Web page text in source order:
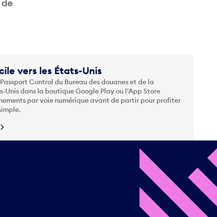
vers les États-Unis
Control du Bureau des douanes et de la
dans la boutique Google Play ou l’App Store
par voie numérique avant de partir pour profiter